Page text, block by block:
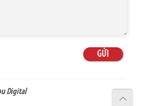
Digital